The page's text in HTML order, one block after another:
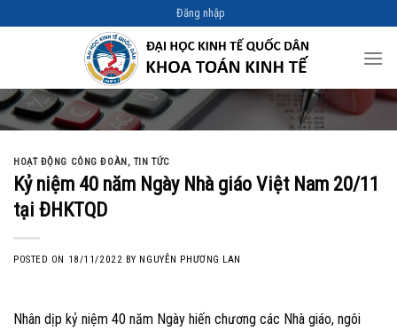
to
Đăng nhập
HOẠT ĐỘNG CÔNG ĐOÀN, TIN TỨC
Kỷ niệm 40 năm Ngày Nhà giáo Việt Nam 20/11
tại ĐHKTQD
POSTED ON 18/11/2022 BY NGUYỄN PHƯƠNG LAN
Nhân dịp kỷ niệm 40 năm Ngày hiến chương các Nhà giáo, ngôi